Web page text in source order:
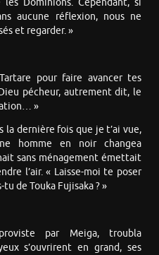
aucune réflexion, nous ne
et regarder. »
pour faire avancer tes
pécheur, autrement dit, le
»
la dernière fois que je t’ai vue,
homme en noir changea
sans ménagement émettait
l’air. « Laisse-moi te poser
de Touka Fujisaka ? »
par Meiga, troubla
s’ouvrirent en grand, ses